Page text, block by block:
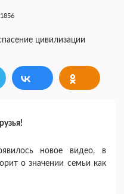
1856
новое видео, в
о значении семьи как